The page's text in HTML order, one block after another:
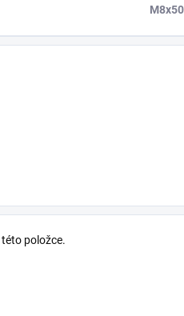
M8x50
položce.